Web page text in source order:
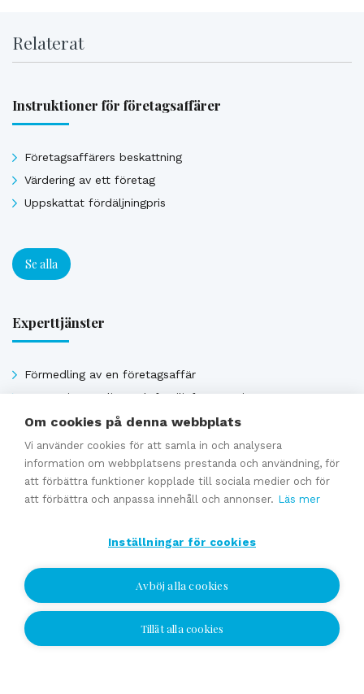
Relaterat
Instruktioner för företagsaffärer
Företagsaffärers beskattning
Värdering av ett företag
Uppskattat fördäljningpris
Se alla
Experttjänster
Förmedling av en företagsaffär
Generationsväxling och familjeföretagstjänster
Värdering
Uppskattat försäljningpris
Affärsavtal
Jag vill bli kontaktad
Om cookies på denna webbplats
Vi använder cookies för att samla in och analysera
information om webbplatsens prestanda och användning, för
att förbättra funktioner kopplade till sociala medier och för
att förbättra och anpassa innehåll och annonser. Läs mer
Inställningar för cookies
Avböj alla cookies
Tillåt alla cookies